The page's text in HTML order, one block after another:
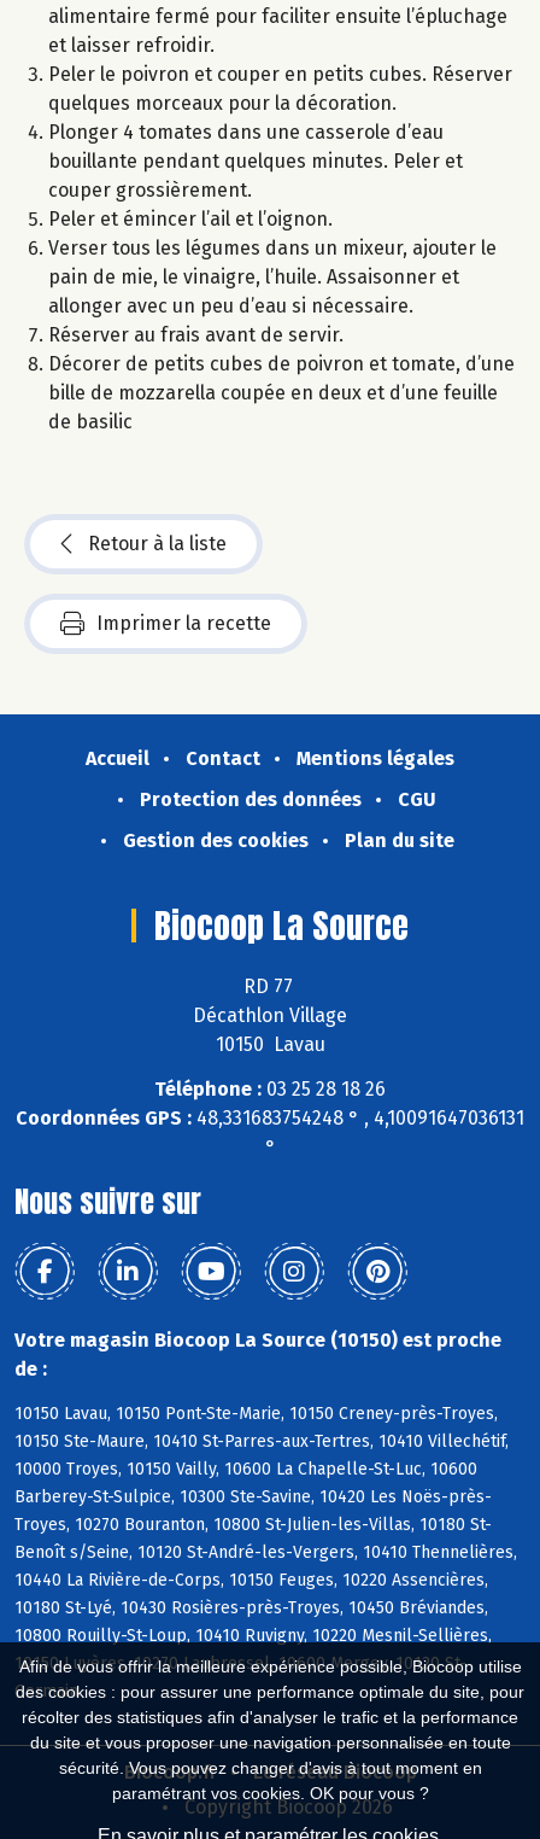
Afin de vous offrir la meilleure expérience possible, Biocoop utilise
des cookies : pour assurer une performance optimale du site, pour
récolter des statistiques afin d'analyser le trafic et la performance
du site et vous proposer une navigation personnalisée en toute
sécurité. Vous pouvez changer d'avis à tout moment en
paramétrant vos cookies. OK pour vous ?
alimentaire fermé pour faciliter ensuite l’épluchage
et laisser refroidir.
Peler le poivron et couper en petits cubes. Réserver
quelques morceaux pour la décoration.
Plonger 4 tomates dans une casserole d’eau
bouillante pendant quelques minutes. Peler et
couper grossièrement.
Peler et émincer l’ail et l’oignon.
Verser tous les légumes dans un mixeur, ajouter le
pain de mie, le vinaigre, l’huile. Assaisonner et
allonger avec un peu d’eau si nécessaire.
Réserver au frais avant de servir.
Décorer de petits cubes de poivron et tomate, d’une
bille de mozzarella coupée en deux et d’une feuille
de basilic
Retour à la liste
Imprimer la recette
Accueil Contact
Mentions légales
Protection des données
CGU
Gestion des cookies
Plan du site
Biocoop La Source
RD 77
Décathlon Village
10150 Lavau
Téléphone : 03 25 28 18 26
Coordonnées GPS : 48,331683754248 ° , 4,10091647036131
°
Nous suivre sur
Votre magasin Biocoop La Source (10150) est proche
de :
10150 Lavau, 10150 Pont-Ste-Marie, 10150 Creney-près-Troyes,
10150 Ste-Maure, 10410 St-Parres-aux-Tertres, 10410 Villechétif,
10000 Troyes, 10150 Vailly, 10600 La Chapelle-St-Luc, 10600
Barberey-St-Sulpice, 10300 Ste-Savine, 10420 Les Noës-près-
Troyes, 10270 Bouranton, 10800 St-Julien-les-Villas, 10180 St-
Benoît s/Seine, 10120 St-André-les-Vergers, 10410 Thennelières,
10440 La Rivière-de-Corps, 10150 Feuges, 10220 Assencières,
10180 St-Lyé, 10430 Rosières-près-Troyes, 10450 Bréviandes,
10800 Rouilly-St-Loup, 10410 Ruvigny, 10220 Mesnil-Sellières,
10150 Luyères, 10270 Laubressel, 10600 Mergey, 10120 St-
Germain
Biocoop.fr
Le réseau Biocoop
Copyright Biocoop 2026